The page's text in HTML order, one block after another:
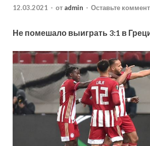
12.03.2021 - от admin - Оставьте
Не помешало выиграть 3:1 в